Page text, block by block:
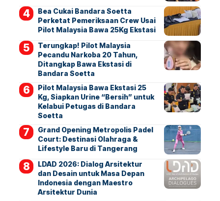
Bea Cukai Bandara Soetta
Perketat Pemeriksaan Crew Usai
Pilot Malaysia Bawa 25Kg Ekstasi
Terungkap! Pilot Malaysia
Pecandu Narkoba 20 Tahun,
Ditangkap Bawa Ekstasi di
Bandara Soetta
Pilot Malaysia Bawa Ekstasi 25
Kg, Siapkan Urine “Bersih” untuk
Kelabui Petugas di Bandara
Soetta
Grand Opening Metropolis Padel
Court: Destinasi Olahraga &
Lifestyle Baru di Tangerang
LDAD 2026: Dialog Arsitektur
dan Desain untuk Masa Depan
Indonesia dengan Maestro
Arsitektur Dunia